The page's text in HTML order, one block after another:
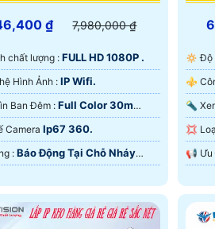
₫ 7,980,000 ₫
chất lượng :FULL HD 1080P .
®️ Công Nghệ Hình Ảnh : IP Wifi.
🌚 Tầm Nhìn Ban Đêm : Full Color 30m
SMD.
Camera Ip67 360.
️🔔 Khả Năng : Báo Động Tại Chỗ Nháy
🔅
💢